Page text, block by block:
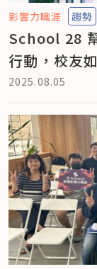
影響力職涯 趨勢
School 28
行動，校友
2025.08.05